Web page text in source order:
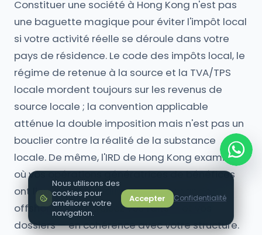
Constituer une société à Hong Kong n'est pas
une baguette magique pour éviter l'impôt local
si votre activité réelle se déroule dans votre
pays de résidence. Le code des impôts local, le
régime de retenue à la source et la TVA/TPS
locale mordent toujours sur les revenus de
source locale ; la convention applicable
atténue la double imposition mais n'est pas un
bouclier contre la réalité de la substance
locale. De même, l'IRD de Hong Kong examinera
où vos opérations génératrices de bénéfices
ont lieu avant d'avaliser une « demande
offshore ». Construisez vos faits — et vos
dossiers — en cohérence avec votre structure.
Nous utilisons des
cookies pour
améliorer votre
navigation.
Accepter Confidentialité